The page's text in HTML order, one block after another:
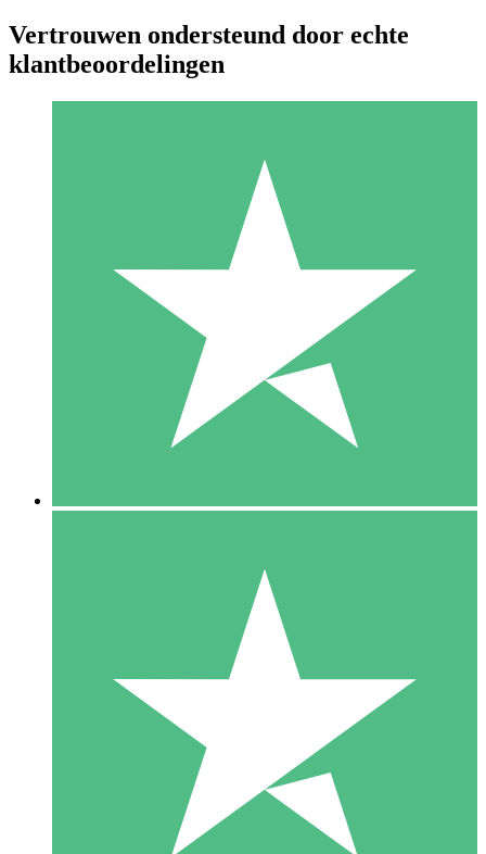
Individuele Creditpakketten
Betaal per gebruik met downloadtegoeden. Geen maandelijkse
1000
10 Downloaden
20 00
Vertrouwen ondersteund door echte
klantbeoordelingen